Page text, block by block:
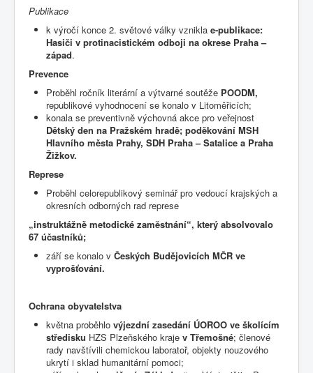
Publikace
k výročí konce 2. světové války vznikla e-publikace:
Hasiči v protinacistickém odboji na okrese Praha –
západ.
Prevence
Proběhl ročník literární a výtvarné soutěže POODM,
republikové vyhodnocení se konalo v Litoměřicích;
konala se preventivně výchovná akce pro veřejnost
Dětský den na Pražském hradě; poděkování MSH
Hlavního města Prahy, SDH Praha – Satalice a Praha
Žižkov.
Represe
Proběhl celorepublikový seminář pro vedoucí krajských a
okresních odborných rad represe
„instruktážně metodické zaměstnání“, který absolvovalo
67 účastníků;
září se konalo v Českých Budějovicích MČR ve
vyprošťování.
Ochrana obyvatelstva
května proběhlo výjezdní zasedání ÚOROO ve školícím
středisku HZS Plzeňského kraje v Třemošné; členové
rady navštívili chemickou laboratoř, objekty nouzového
ukrytí i sklad humanitární pomoci;